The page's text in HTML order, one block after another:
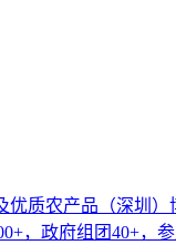
优质农产品（深圳
，政府组团40+，